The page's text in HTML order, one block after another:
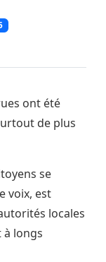
ont été
de plus
se
voix, est
locales
à longs